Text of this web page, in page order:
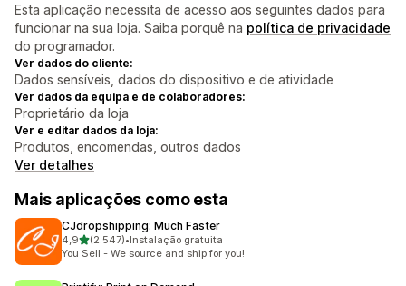
Esta aplicação necessita de acesso aos seguintes dados para
funcionar na sua loja. Saiba porquê na política de privacidade
do programador.
Ver dados do cliente:
Dados sensíveis, dados do dispositivo e de atividade
Ver dados da equipa e de colaboradores:
Proprietário da loja
Ver e editar dados da loja:
Produtos, encomendas, outros dados
Ver detalhes
Mais aplicações como esta
CJdropshipping: Much Faster
4,9de 5 estrelas
(2.547)
2547 total de avaliações
•Instalação gratuita
You Sell - We source and ship for you!